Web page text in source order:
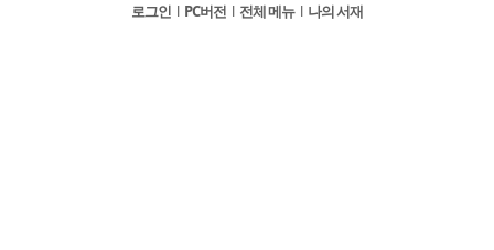
로그인 l PC버전 l 전체 메뉴 l 나의 서재